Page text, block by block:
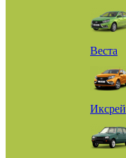
Веста
Иксрей